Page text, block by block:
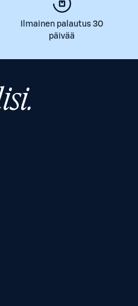
Ilmainen palautus 30
päivää